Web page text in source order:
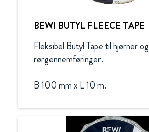
BEWI BUTYL FLEECE TAPE
Fleksibel Butyl Tape til hjørner og
rørgennemføringer.
B 100 mm x L 10 m.